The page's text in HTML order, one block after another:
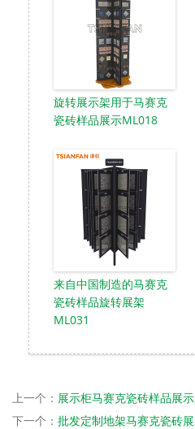
旋转展示架用于马赛克
瓷砖样品展示ML018
来自中国制造的马赛克
瓷砖样品旋转展架
ML031
上一个： 展示柜马赛克瓷砖样品展
下一个： 批发定制地架马赛克瓷砖